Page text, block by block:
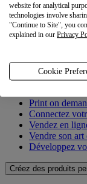
Guide de démarrage
Liens en pied de
Vendez avec
Print on
Connectez
Vendez en
Vendre son art
Développez
Créez des produits
website for analytical
technologies involve
"Continue to Site", you
explained in our Privacy
Cookie